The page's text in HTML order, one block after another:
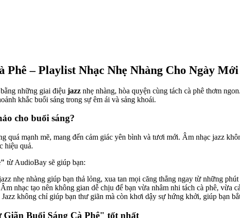
Phê – Playlist Nhạc Nhẹ Nhàng Cho Ngày Mới
những giai điệu jazz nhẹ nhàng, hòa quyện cùng tách cà phê thơm
khắc buổi sáng trong sự êm ái và sảng khoái.
cho buổi sáng?
quá mạnh mẽ, mang đến cảm giác yên bình và tươi mới. Âm nhạc jazz
hiệu quả.
từ AudioBay sẽ giúp bạn:
nhẹ nhàng giúp bạn thả lỏng, xua tan mọi căng thẳng ngay từ những
Âm nhạc tạo nên không gian dễ chịu để bạn vừa nhâm nhi tách cà phê, vừa
Jazz không chỉ giúp bạn thư giãn mà còn khơi dậy sự hứng khởi, giúp bạn
Buổi Sáng Cà Phê" tốt nhất